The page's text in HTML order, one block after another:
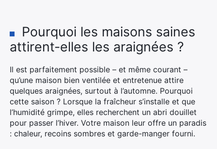
Pourquoi les maisons saines
attirent-elles les araignées ?
Il est parfaitement possible – et même courant –
qu’une maison bien ventilée et entretenue attire
quelques araignées, surtout à l’automne. Pourquoi
cette saison ? Lorsque la fraîcheur s’installe et que
l’humidité grimpe, elles recherchent un abri douillet
pour passer l’hiver. Votre maison leur offre un paradis
: chaleur, recoins sombres et garde-manger fourni.